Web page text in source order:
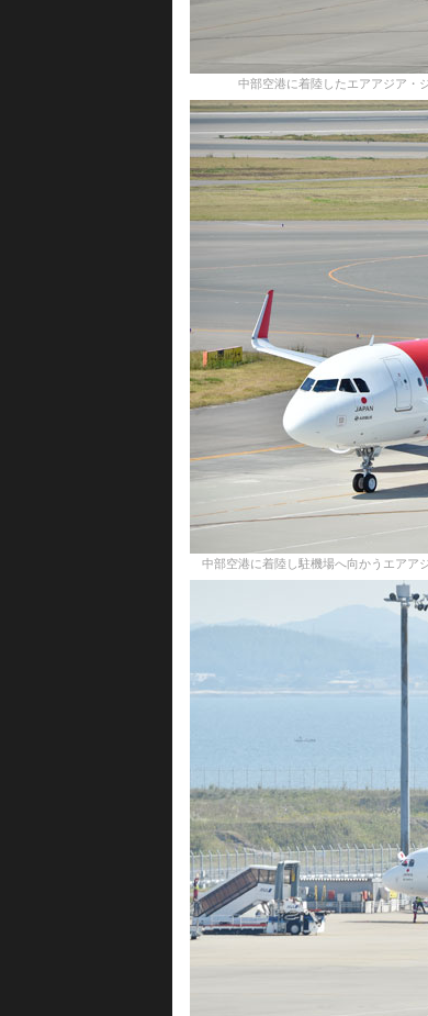
中部空港に着陸したエアアジア・
中部空港に着陸し駐機場へ向かうエアア